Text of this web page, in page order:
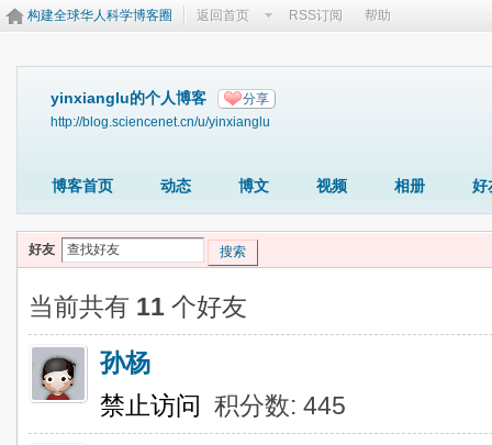
构建全球华人科学博客圈 返回首页 RSS订阅 帮助
yinxianglu的个人博客 分享
http://blog.sciencenet.cn/u/yinxianglu
博客首页 动态 博文 视频 相册 好
好友 搜索
当前共有 11 个好友
孙杨
禁止访问 积分数: 445